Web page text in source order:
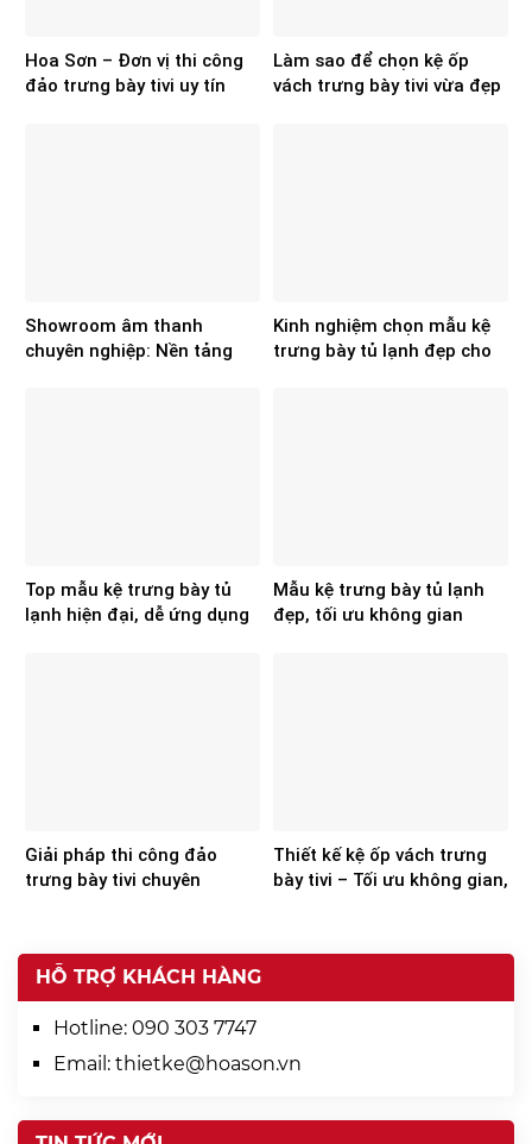
Hoa Sơn – Đơn vị thi công
đảo trưng bày tivi uy tín
Làm sao để chọn kệ ốp
vách trưng bày tivi vừa đẹp
Showroom âm thanh
chuyên nghiệp: Nền tảng
Kinh nghiệm chọn mẫu kệ
trưng bày tủ lạnh đẹp cho
Top mẫu kệ trưng bày tủ
lạnh hiện đại, dễ ứng dụng
Mẫu kệ trưng bày tủ lạnh
đẹp, tối ưu không gian
Giải pháp thi công đảo
trưng bày tivi chuyên
Thiết kế kệ ốp vách trưng
bày tivi – Tối ưu không gian,
HỖ TRỢ KHÁCH HÀNG
Hotline: 090 303 7747
Email: thietke@hoason.vn